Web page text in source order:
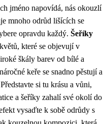
jméno napovídá, nás okouzlí
mnoho odrůd lišících se
opravdu každý. Šeříky
které se objevují v
škály barev od bílé a
keře se snadno pěstují a
si tu krásu a vůni,
a šeříky zahalí své okolí do
vysaďte k sobě odrůdy s